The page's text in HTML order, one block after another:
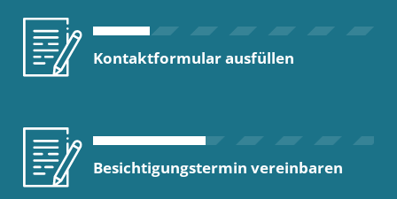
Kontaktformular ausfüllen
Besichtigungstermin vereinbaren